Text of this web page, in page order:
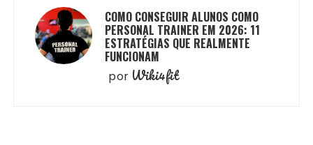
COMO CONSEGUIR ALUNOS COMO
PERSONAL TRAINER EM 2026: 11
ESTRATÉGIAS QUE REALMENTE
FUNCIONAM
por Wiki4fit